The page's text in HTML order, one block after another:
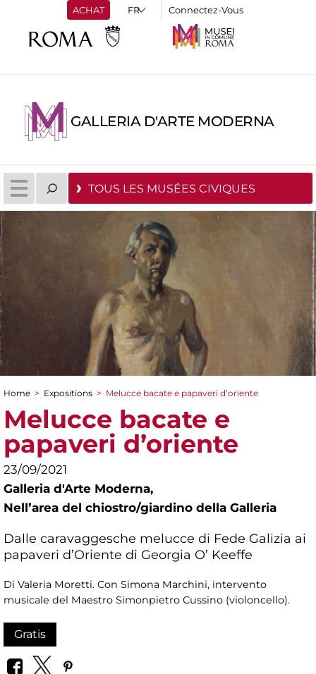
ACHAT Connectez-Vous
GALLERIA D'ARTE MODERNA
TOUS LES MUSÉES CIVIQUES
You are here
Home > Expositions > Melucce bacate e papaveri d’oriente
Melucce bacate e
papaveri d’oriente
23/09/2021
Galleria d'Arte Moderna,
Nellʼarea del chiostro/giardino della Galleria
Dalle caravaggesche melucce di Fede Galizia ai
papaveri d’Oriente di Georgia O’ Keeffe
Di Valeria Moretti. Con Simona Marchini, intervento
musicale del Maestro Simonpietro Cussino (violoncello).
Gratis